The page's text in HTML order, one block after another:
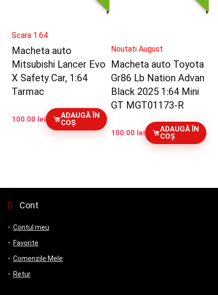
Scara 1:64
Macheta auto
Mitsubishi Lancer Evo
X Safety Car, 1:64
Tarmac
100.00 lei
ADAUGĂ ÎN
COȘ
Noutati August
Macheta auto Toyota
Gr86 Lb Nation Advan
Black 2025 1:64 Mini
GT MGT01173-R
100.00 lei
ADAUGĂ ÎN
COȘ
Cont
Contul meu
Favorite
Comenzile Mele
Retur